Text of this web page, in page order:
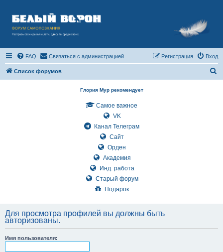
FAQ Связаться с администрацией Вход
Регистрация
Список форумов
Глория Мур рекомендует
Самое важное
VK
Канал Телеграм
Сайт
Орден
Академия
Инд. работа
Старый форум
Подарок
Для просмотра профилей вы должны быть
авторизованы.
Имя пользователя: